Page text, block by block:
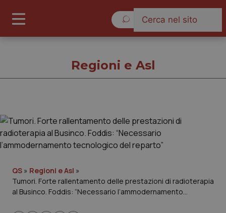
Cronache
Governo e Parlamento
Regioni e Asl
Regioni e Asl
QS » Regioni e Asl »
Tumori. Forte rallentamento delle prestazioni di radioterapia
al Businco. Foddis: “Necessario l’ammodernamento